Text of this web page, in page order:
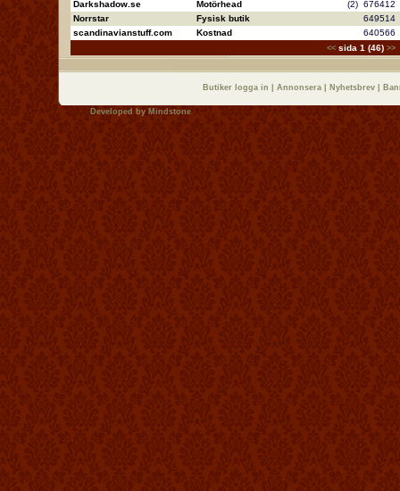
Darkshadow.se
Motörhead (2) 676412
Norrstar
Fysisk butik
649514
scandinavianstuff.com
Kostnad 640566
<< sida 1 (46) >>
Butiker logga in Annonsera Nyhetsbrev
Developed by Mindstone